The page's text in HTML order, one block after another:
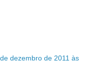
dezembro de 2011 às